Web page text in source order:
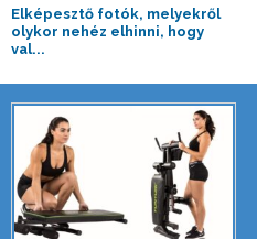
Elképesztő fotók, melyekről
olykor nehéz elhinni, hogy
val...